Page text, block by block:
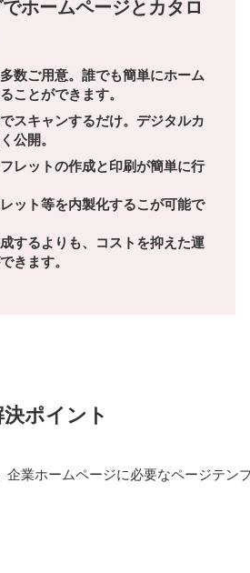
ホームページとカタロ
数ご用意。誰でも簡単にホーム
ことができます。
スキャンするだけ。デジタルカ
公開。
レットの作成と印刷が簡単に行
ット等を内製化するこが可能で
するよりも、コストを抑えた運
きます。
決ポイント
企業ホームページに必要なページテ